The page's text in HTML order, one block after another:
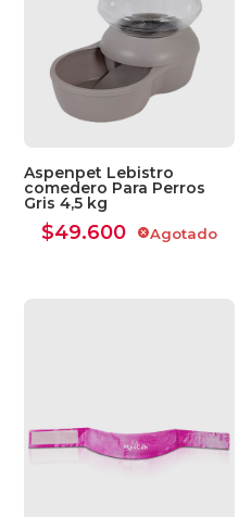
Aspenpet Lebistro
comedero Para Perros
Gris 4,5 kg
$49.600 cancelAgotado